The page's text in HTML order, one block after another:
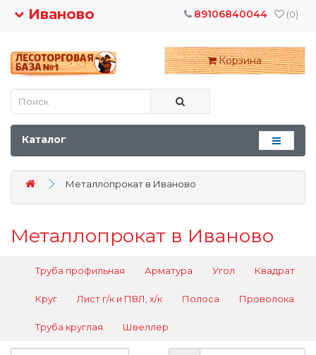
Иваново (0)
89106840044
Корзина
Каталог
Металлопрокат в Иваново
Металлопрокат в Иваново
Труба профильная Арматура Угол Квадрат
Круг Лист г/к и ПВЛ, х/к Полоса Проволока
Труба круглая Швеллер